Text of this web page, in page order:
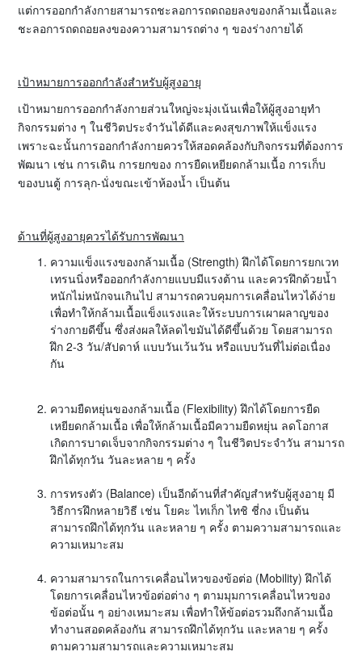
แต่การออกกำลังกายสามารถชะลอการถดถอยลงของกล้ามเนื้อและ
ชะลอการถดถอยลงของความสามารถต่าง ๆ ของร่างกายได้
เป้าหมายการออกกำลังสำหรับผู้สูงอายุ
เป้าหมายการออกกำลังกายส่วนใหญ่จะมุ่งเน้นเพื่อให้ผู้สูงอายุทำ
กิจกรรมต่าง ๆ ในชีวิตประจำวันได้ดีและคงสุขภาพให้แข็งแรง
เพราะฉะนั้นการออกกำลังกายควรให้สอดคล้องกับกิจกรรมที่ต้องการ
พัฒนา เช่น การเดิน การยกของ การยืดเหยียดกล้ามเนื้อ การเก็บ
ของบนตู้ การลุก-นั่งขณะเข้าห้องน้ำ เป็นต้น
ด้านที่ผู้สูงอายุควรได้รับการพัฒนา
ความแข็งแรงของกล้ามเนื้อ (Strength) ฝึกได้โดยการยกเวท
เทรนนิ่งหรือออกกำลังกายแบบมีแรงต้าน และควรฝึกด้วยน้ำ
หนักไม่หนักจนเกินไป สามารถควบคุมการเคลื่อนไหวได้ง่าย
เพื่อทำให้กล้ามเนื้อแข็งแรงและให้ระบบการเผาผลาญของ
ร่างกายดีขึ้น ซึ่งส่งผลให้ลดไขมันได้ดีขึ้นด้วย โดยสามารถ
ฝึก 2-3 วัน/สัปดาห์ แบบวันเว้นวัน หรือแบบวันที่ไม่ต่อเนื่อง
กัน
ความยืดหยุ่นของกล้ามเนื้อ (Flexibility) ฝึกได้โดยการยืด
เหยียดกล้ามเนื้อ เพื่อให้กล้ามเนื้อมีความยืดหยุ่น ลดโอกาส
เกิดการบาดเจ็บจากกิจกรรมต่าง ๆ ในชีวิตประจำวัน สามารถ
ฝึกได้ทุกวัน วันละหลาย ๆ ครั้ง
การทรงตัว (Balance) เป็นอีกด้านที่สำคัญสำหรับผู้สูงอายุ มี
วิธีการฝึกหลายวิธี เช่น โยคะ ไทเก็ก ไทชิ ชี่กง เป็นต้น
สามารถฝึกได้ทุกวัน และหลาย ๆ ครั้ง ตามความสามารถและ
ความเหมาะสม
ความสามารถในการเคลื่อนไหวของข้อต่อ (Mobility) ฝึกได้
โดยการเคลื่อนไหวข้อต่อต่าง ๆ ตามมุมการเคลื่อนไหวของ
ข้อต่อนั้น ๆ อย่างเหมาะสม เพื่อทำให้ข้อต่อรวมถึงกล้ามเนื้อ
ทำงานสอดคล้องกัน สามารถฝึกได้ทุกวัน และหลาย ๆ ครั้ง
ตามความสามารถและความเหมาะสม